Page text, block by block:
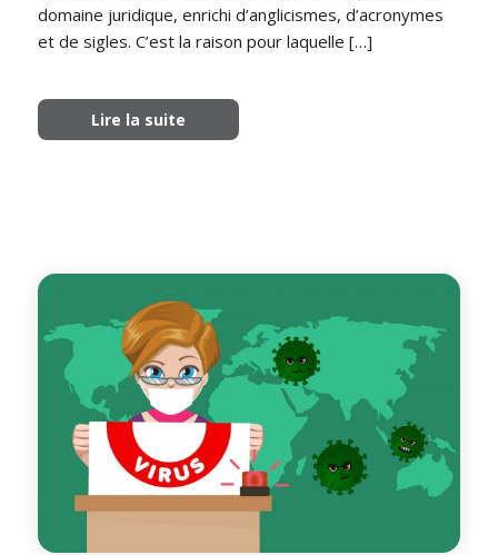
domaine juridique, enrichi d’anglicismes, d’acronymes
et de sigles. C’est la raison pour laquelle […]
Lire la suite